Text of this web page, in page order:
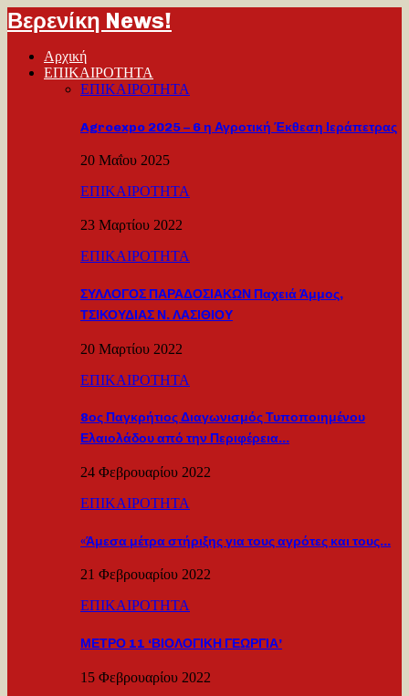
Βερενίκη News!
Αρχική
ΕΠΙΚΑΙΡΟΤΗΤΑ
ΕΠΙΚΑΙΡΟΤΗΤΑ
Agroexpo 2025 – 6 η Αγροτική Έκθεση Ιεράπετρας
20 Μαΐου 2025
ΕΠΙΚΑΙΡΟΤΗΤΑ
23 Μαρτίου 2022
ΕΠΙΚΑΙΡΟΤΗΤΑ
ΣΥΛΛΟΓΟΣ ΠΑΡΑΔΟΣΙΑΚΩΝ Παχειά Άμμος,
ΤΣΙΚΟΥΔΙΑΣ Ν. ΛΑΣΙΘΙΟΥ
20 Μαρτίου 2022
ΕΠΙΚΑΙΡΟΤΗΤΑ
8ος Παγκρήτιος Διαγωνισμός Τυποποιημένου
Ελαιολάδου από την Περιφέρεια…
24 Φεβρουαρίου 2022
ΕΠΙΚΑΙΡΟΤΗΤΑ
«Άμεσα μέτρα στήριξης για τους αγρότες και τους…
21 Φεβρουαρίου 2022
ΕΠΙΚΑΙΡΟΤΗΤΑ
ΜΕΤΡΟ 11 ‘ΒΙΟΛΟΓΙΚΗ ΓΕΩΡΓΙΑ’
15 Φεβρουαρίου 2022